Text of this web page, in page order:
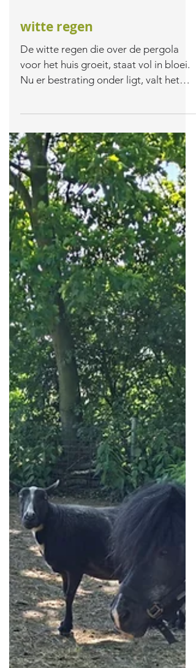
witte regen
De witte regen die over de pergola
voor het huis groeit, staat vol in bloei.
Nu er bestrating onder ligt, valt het
witte bloemengordijn...